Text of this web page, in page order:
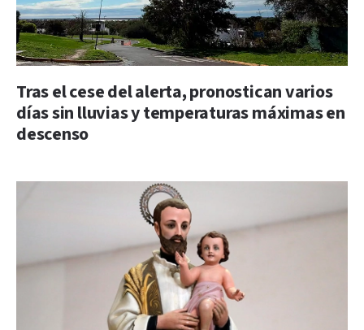
Tras el cese del alerta, pronostican varios
días sin lluvias y temperaturas máximas en
descenso